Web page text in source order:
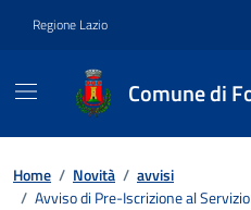
Regione Lazio
Comune di
Contenuti in
Home / Novità / avvisi
/ Avviso di Pre-Iscrizione al